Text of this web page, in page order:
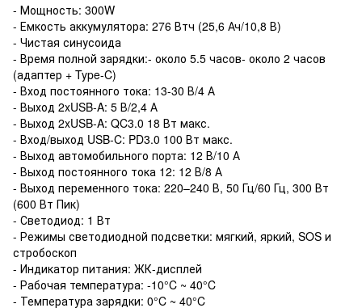
- Мощность: 300W
- Емкость аккумулятора: 276 Втч (25,6 Ач/10,8 В)
- Чистая синусоида
- Время полной зарядки:- около 5.5 часов- около 2 часов
(адаптер + Type-C)
- Вход постоянного тока: 13-30 В/4 А
- Выход 2xUSB-A: 5 В/2,4 А
- Выход 2xUSB-A: QC3.0 18 Вт макс.
- Вход/выход USB-C: PD3.0 100 Вт макс.
- Выход автомобильного порта: 12 В/10 А
- Выход постоянного тока 12: 12 В/8 А
- Выход переменного тока: 220–240 В, 50 Гц/60 Гц, 300 Вт
(600 Вт Пик)
- Светодиод: 1 Вт
- Режимы светодиодной подсветки: мягкий, яркий, SOS и
стробоскоп
- Индикатор питания: ЖК-дисплей
- Рабочая температура: -10°C ~ 40°C
- Температура зарядки: 0°C ~ 40°C